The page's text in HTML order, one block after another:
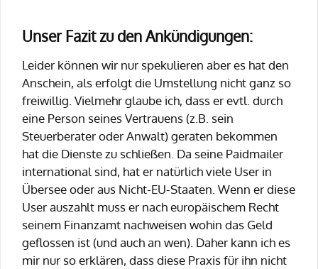
Unser Fazit zu den Ankündigungen:
Leider können wir nur spekulieren aber es hat den
Anschein, als erfolgt die Umstellung nicht ganz so
freiwillig. Vielmehr glaube ich, dass er evtl. durch
eine Person seines Vertrauens (z.B. sein
Steuerberater oder Anwalt) geraten bekommen
hat die Dienste zu schließen. Da seine Paidmailer
international sind, hat er natürlich viele User in
Übersee oder aus Nicht-EU-Staaten. Wenn er diese
User auszahlt muss er nach europäischem Recht
seinem Finanzamt nachweisen wohin das Geld
geflossen ist (und auch an wen). Daher kann ich es
mir nur so erklären, dass diese Praxis für ihn nicht